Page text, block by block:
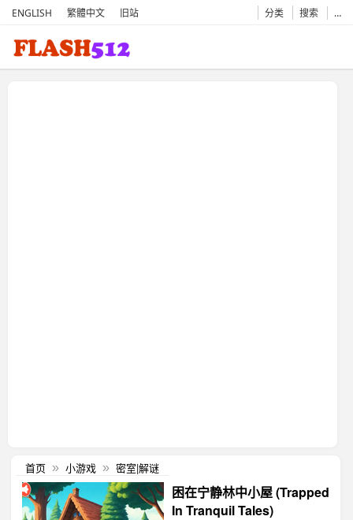
ENGLISH 繁體中文 旧站 分类 搜索 …
首页 » 小游戏 » 密室|解谜
困在宁静林中小屋 (Trapped
In Tranquil Tales)